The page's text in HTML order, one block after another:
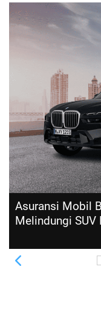
Asuransi Mobil
Melindungi